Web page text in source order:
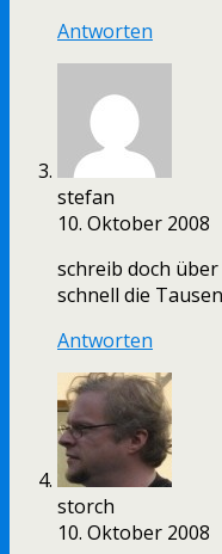
Antworten
stefan
10. Oktober 2008
schreib doch
schnell die
Antworten
storch
10. Oktober 2008